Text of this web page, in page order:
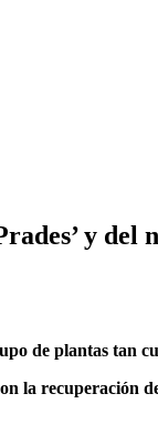
y
de plantas tan
recuperación